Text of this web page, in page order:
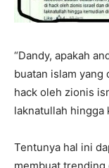
“Dandy, apakah
buatan islam yang
hack oleh zionis
laknatullah hingga
Tentunya hal ini